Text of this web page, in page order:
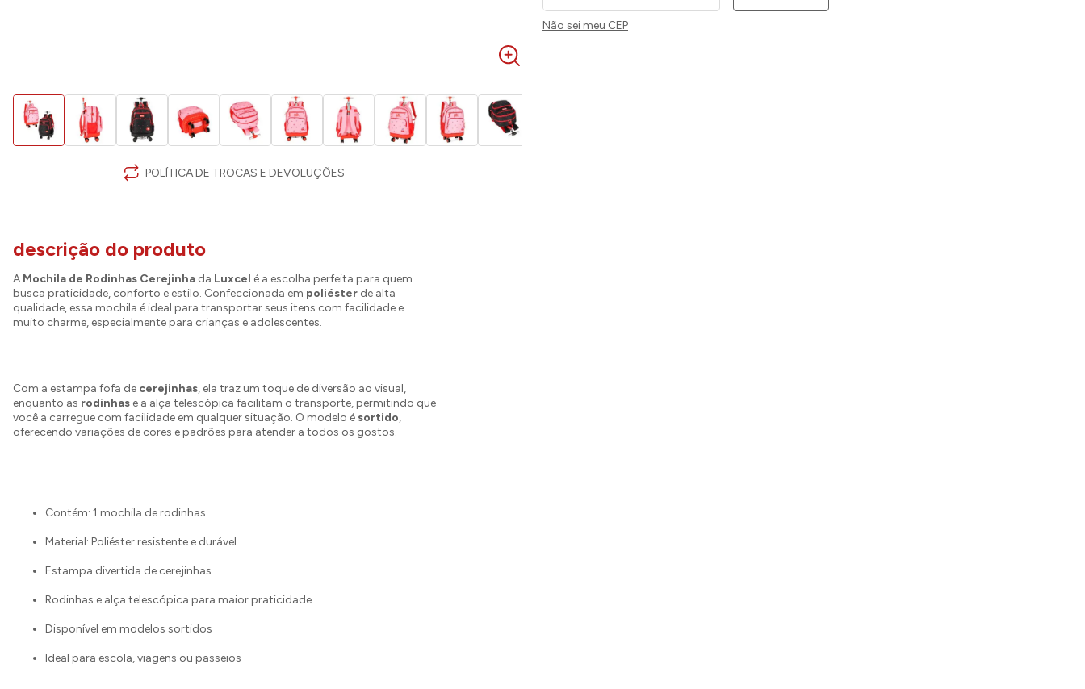
POLÍTICA DE TROCAS E DEVOLUÇÕES
Não sei meu CEP
descrição do produto
A Mochila de Rodinhas Cerejinha da Luxcel é a escolha perfeita para quem
busca praticidade, conforto e estilo. Confeccionada em poliéster de alta
qualidade, essa mochila é ideal para transportar seus itens com facilidade e
muito charme, especialmente para crianças e adolescentes.
Com a estampa fofa de cerejinhas, ela traz um toque de diversão ao visual,
enquanto as rodinhas e a alça telescópica facilitam o transporte, permitindo que
você a carregue com facilidade em qualquer situação. O modelo é sortido,
oferecendo variações de cores e padrões para atender a todos os gostos.
Contém: 1 mochila de rodinhas
Material: Poliéster resistente e durável
Estampa divertida de cerejinhas
Rodinhas e alça telescópica para maior praticidade
Disponível em modelos sortidos
Ideal para escola, viagens ou passeios